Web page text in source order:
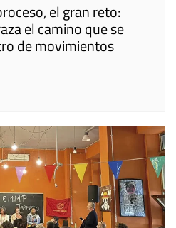
el gran reto:
el camino que se
de movimientos